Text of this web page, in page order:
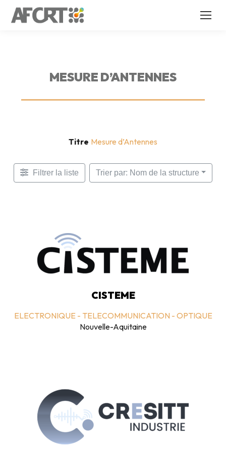
MESURE D’ANTENNES
Titre Mesure d’Antennes
Filtrer la liste Trier par: Nom de la structure
CISTEME
ELECTRONIQUE - TELECOMMUNICATION - OPTIQUE
Nouvelle-Aquitaine